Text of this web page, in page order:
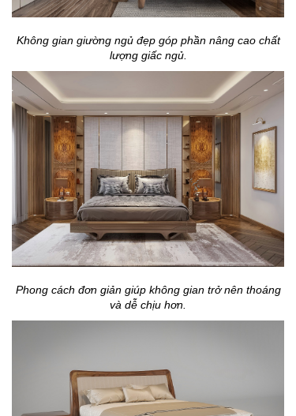
Không gian giường ngủ đẹp góp phần nâng cao chất
lượng giấc ngủ.
Phong cách đơn giản giúp không gian trở nên thoáng
và dễ chịu hơn.